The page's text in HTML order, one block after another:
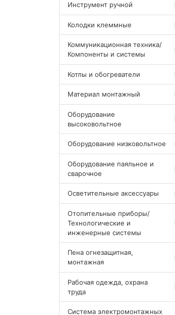
Инструмент ручной
Колодки клеммные
Коммуникационная техника/
Компоненты и системы
Котлы и обогреватели
Материал монтажный
Оборудование
высоковольтное
Оборудование низковольтное
Оборудование паяльное и
сварочное
Осветительные аксессуары
Отопительные приборы/
Технологические и
инженерные системы
Пена огнезащитная,
монтажная
Рабочая одежда, охрана
труда
Система электромонтажных